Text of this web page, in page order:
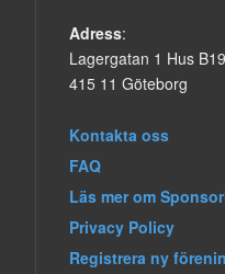
Adress:
Lagergatan 1 Hus
415 11 Göteborg
Kontakta oss
FAQ
Läs mer om
Privacy Policy
Registrera ny